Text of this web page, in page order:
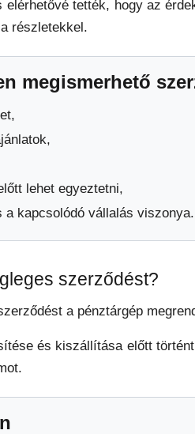
tették, hogy az
részletekkel.
megismerhető
lehet egyeztetni,
a kapcsolódó vállalás viszonya.
szerződést?
a pénztárgép
és kiszállítása előtt